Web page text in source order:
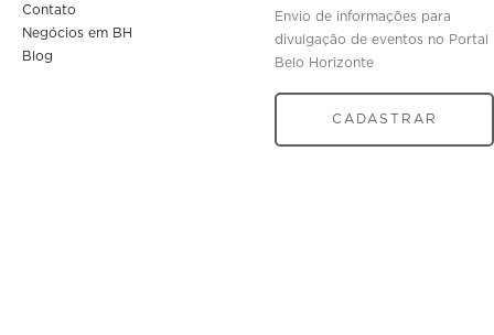
Contato
Negócios em BH
Blog
Envio de informações para
divulgação de eventos no Portal
Belo Horizonte
CADASTRAR